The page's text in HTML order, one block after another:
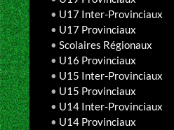
• U17 Inter-Provinciaux
• U17 Provinciaux
• Scolaires Régionaux
• U16 Provinciaux
• U15 Inter-Provinciaux
• U15 Provinciaux
• U14 Inter-Provinciaux
• U14 Provinciaux